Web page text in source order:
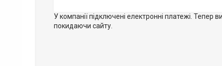
У компанії підключені електронні платежі. Тепер
покидаючи сайту.